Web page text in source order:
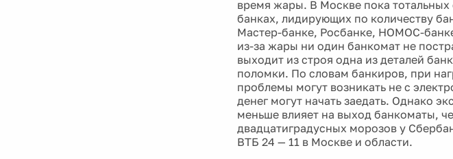
время жары. В Москве пока
банках, лидирующих по количеству
Мастер-банке, Росбанке, НОМОС-
из-за жары ни один банкомат не
выходит из строя одна из деталей
поломки. По словам банкиров, при
проблемы могут возникать не с
денег могут начать заедать. Однако
меньше влияет на выход банкоматы,
двадцатиградусных морозов у
ВТБ 24 — 11 в Москве и области.